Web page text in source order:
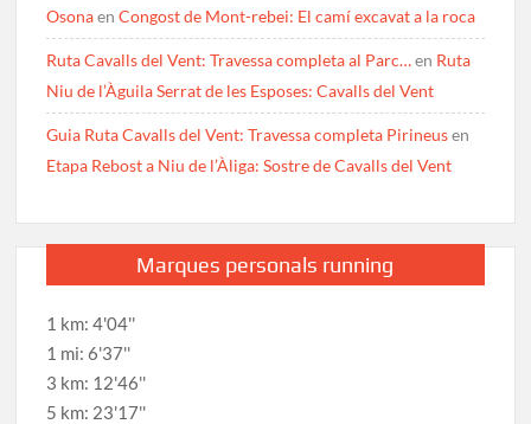
OsonaenCongost de Mont-rebei: El camí excavat a la roca
Ruta Cavalls del Vent: Travessa completa al Parc…en Ruta
Niu de l’Àguila Serrat de les Esposes: Cavalls del Vent
Guia Ruta Cavalls del Vent: Travessa completa Pirineusen
Etapa Rebost a Niu de l’Àliga: Sostre de Cavalls del Vent
Marques personals running
1 km: 4'04''
1 mi: 6'37''
3 km: 12'46''
5 km: 23'17''